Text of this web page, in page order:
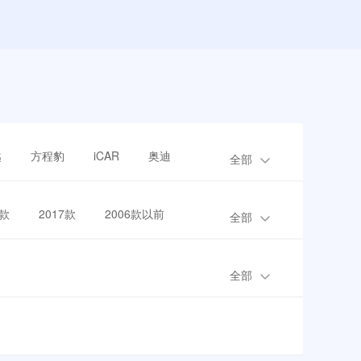
方程豹 iCAR 奥迪 全部
2017款 2006款以前 全部
全部